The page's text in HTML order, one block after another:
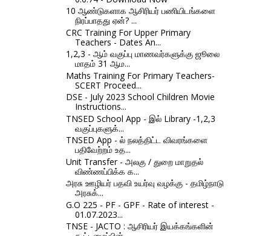
10 ஆண்டுகளாக ஆசிரியர் பணியிடங்களை
நிரப்பாதது ஏன்? ...
CRC Training For Upper Primary
Teachers - Dates An...
1,2,3 - ஆம் வகுப்பு மாணவர்களுக்கு ஜூலை
மாதம் 31 ஆம...
Maths Training For Primary Teachers-
SCERT Proceed...
DSE - July 2023 School Children Movie
Instructions...
TNSED School App - இல் Library -1,2,3
வகுப்புகளுக்...
TNSED App - ல் நலத்திட்ட விவரங்களை
பதிவேற்றம் உத...
Unit Transfer - அலகு / துறை மாறுதல்
விண்ணப்பிக்க க...
அரசு ஊழியர் பதவி உயர்வு வழக்கு - தமிழ்நாடு
அரசுக்...
G.O 225 - PF - GPF - Rate of interest -
01.07.2023...
TNSE - JACTO : ஆசிரியர் இயக்கங்களின்